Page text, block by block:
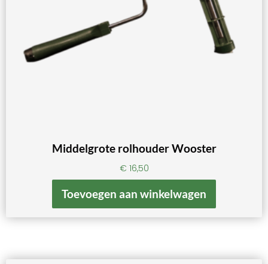
Middelgrote rolhouder Wooster
€ 16,50
Toevoegen aan winkelwagen